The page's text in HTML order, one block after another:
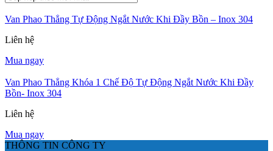
mới
Van Phao Thẳng Tự Động Ngắt Nước Khi Đầy Bồn – Inox 304
Liên hệ
Mua ngay
Van Phao Thẳng Khóa 1 Chế Độ Tự Động Ngắt Nước Khi Đầy
Bồn- Inox 304
Liên hệ
Mua ngay
THÔNG TIN CÔNG TY